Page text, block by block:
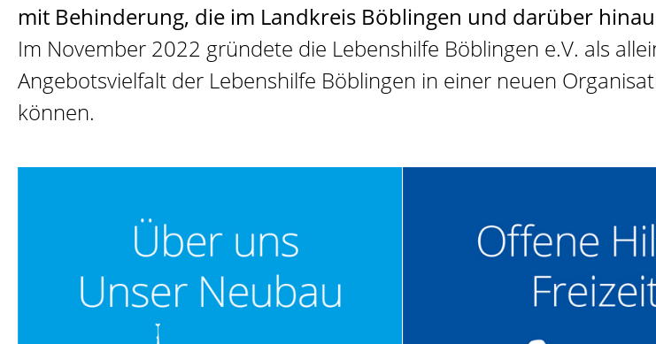
mit Behinderung, die im Landkreis Böblingen und darüber
Im November 2022 gründete die Lebenshilfe Böblingen e.V. als
Angebotsvielfalt der Lebenshilfe Böblingen in einer neuen
können.